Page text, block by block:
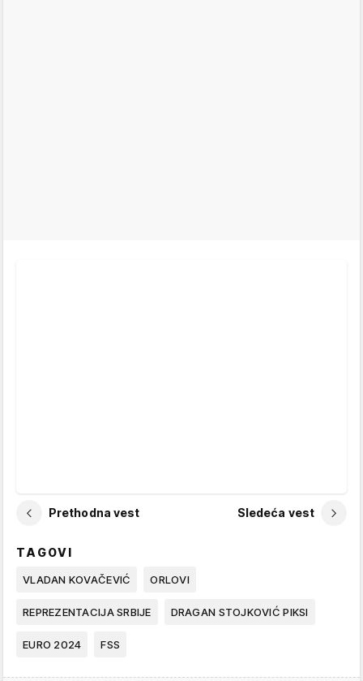
Prethodna vest Sledeća vest
TAGOVI
VLADAN KOVAČEVIĆ ORLOVI
REPREZENTACIJA SRBIJE DRAGAN STOJKOVIĆ PIKSI
EURO 2024 FSS